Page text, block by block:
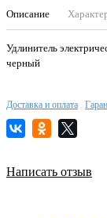
Описание
Удлинитель
черный
Доставка и оплата
Написать отзыв